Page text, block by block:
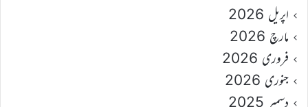
اپریل 2026
مارچ 2026
فروری 2026
جنوری 2026
دسمبر 2025